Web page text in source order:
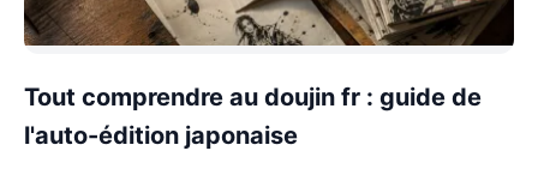
Tout comprendre au doujin fr : guide de
l'auto-édition japonaise